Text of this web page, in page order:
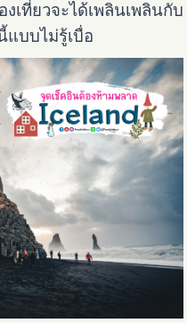
เที่ยวจะได้เพลินเพลินกับ
แบบไม่รู้เบื่อ